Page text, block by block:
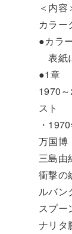
＜内容
カラー
●カラ
表紙
●1章
1970
スト
・
万国博
三島由
衝撃の
ルバン
スプー
ナリタ